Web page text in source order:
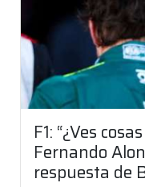
F1: “¿Ves
Fernando
respuesta de